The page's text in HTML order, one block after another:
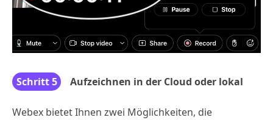
Schritt 5 Aufzeichnen in der Cloud oder lokal
Webex bietet Ihnen zwei Möglichkeiten, die